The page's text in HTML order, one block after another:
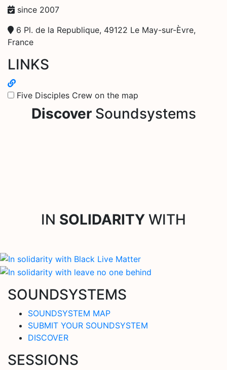
since 2007
6 Pl. de la Republique, 49122 Le May-sur-Èvre,
France
LINKS
Five Disciples Crew on the map
DiscoverSoundsystems
IN SOLIDARITY WITH
SOUNDSYSTEMS
SOUNDSYSTEM MAP
SUBMIT YOUR SOUNDSYSTEM
DISCOVER
SESSIONS